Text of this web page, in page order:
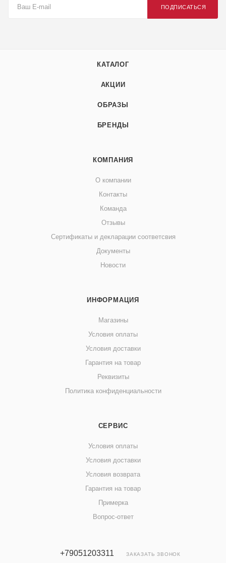
ПОДПИСАТЬСЯ
КАТАЛОГ
АКЦИИ
ОБРАЗЫ
БРЕНДЫ
КОМПАНИЯ
О компании
Контакты
Команда
Отзывы
Сертификаты и декларации соответсвия
Документы
Новости
ИНФОРМАЦИЯ
Магазины
Условия оплаты
Условия доставки
Гарантия на товар
Реквизиты
Политика конфиденциальности
СЕРВИС
Условия оплаты
Условия доставки
Условия возврата
Гарантия на товар
Примерка
Вопрос-ответ
+79051203311 ЗАКАЗАТЬ ЗВОНОК